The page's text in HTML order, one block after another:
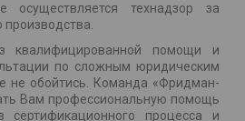
осуществляется технадзор за
квалифицированной помощи и
по сложным юридическим
не обойтись. Команда «Фридман-
Вам профессиональную помощь
процесса и